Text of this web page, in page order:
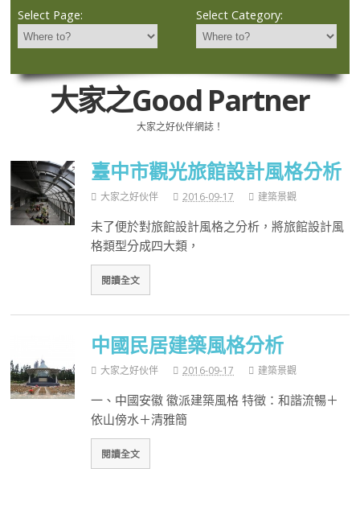
Select Page: Select Category:
大家之Good Partner
大家之好伙伴網誌！
臺中市觀光旅館設計風格分析
大家之好伙伴 2016-09-17 建築景觀
未了便於對旅館設計風格之分析，將旅館設計風
格類型分成四大類，
閱讀全文
中國民居建築風格分析
大家之好伙伴 2016-09-17 建築景觀
一、中國安徽 徽派建築風格 特徵：和諧流暢＋
依山傍水＋清雅簡
閱讀全文